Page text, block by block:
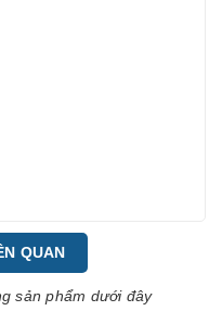
QUAN
sản phẩm dưới đây